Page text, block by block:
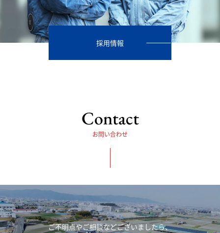
採用情報
Contact
お問い合わせ
ご不明点やご相談などございましたら、